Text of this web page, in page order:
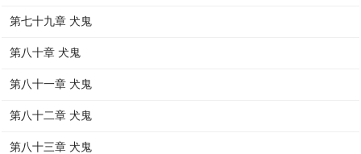
第七十九章 犬鬼
第八十章 犬鬼
第八十一章 犬鬼
第八十二章 犬鬼
第八十三章 犬鬼